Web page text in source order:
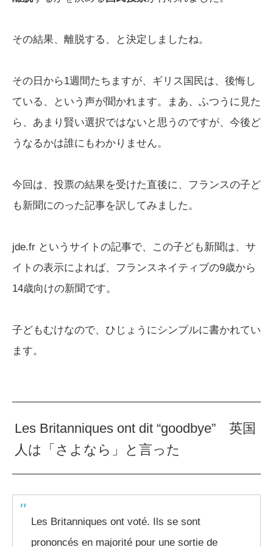
その結果、離脱する、と決定しましたね。
その日から1週間たちますが、ギリス国民は、後悔し
ている、という声が聞かれます。まあ、ふつうに見た
ら、あまり賢い選択ではないと思うのですが、今後ど
うなるかは誰にもわかりません。
今回は、投票の結果を受けた直後に、フランスの子ど
も新聞にのった記事を訳してみました。
jde.fr というサイトの記事で、この子ども新聞は、サ
イトの表示によれば、フランスネイティブの9歳から
14歳向けの新聞です。
子どもむけなので、ひじょうにシンプルに書かれてい
ます。
Les Britanniques ont dit “goodbye” 英国
人は「さよなら」と言った
Les Britanniques ont voté. Ils se sont
prononcés en majorité pour une sortie de